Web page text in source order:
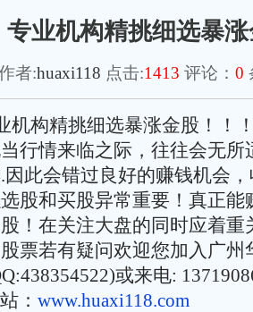
专业机构精挑细选暴
者:huaxi118 点击:1413 评论： 0
机构精挑细选暴涨金股！！
行情来临之际，往往会无所
此会错过良好的赚钱机会
股和买股异常重要！真正能
！在关注大盘的同时应着重
票若有疑问欢迎您加入广州
或来电:
： www.huaxi118.com